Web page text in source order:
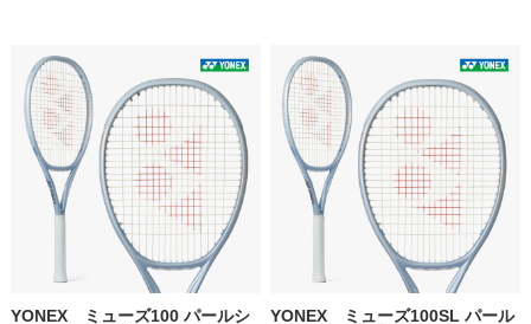
YONEX ミューズ100 パールシ
YONEX ミューズ100SL パール